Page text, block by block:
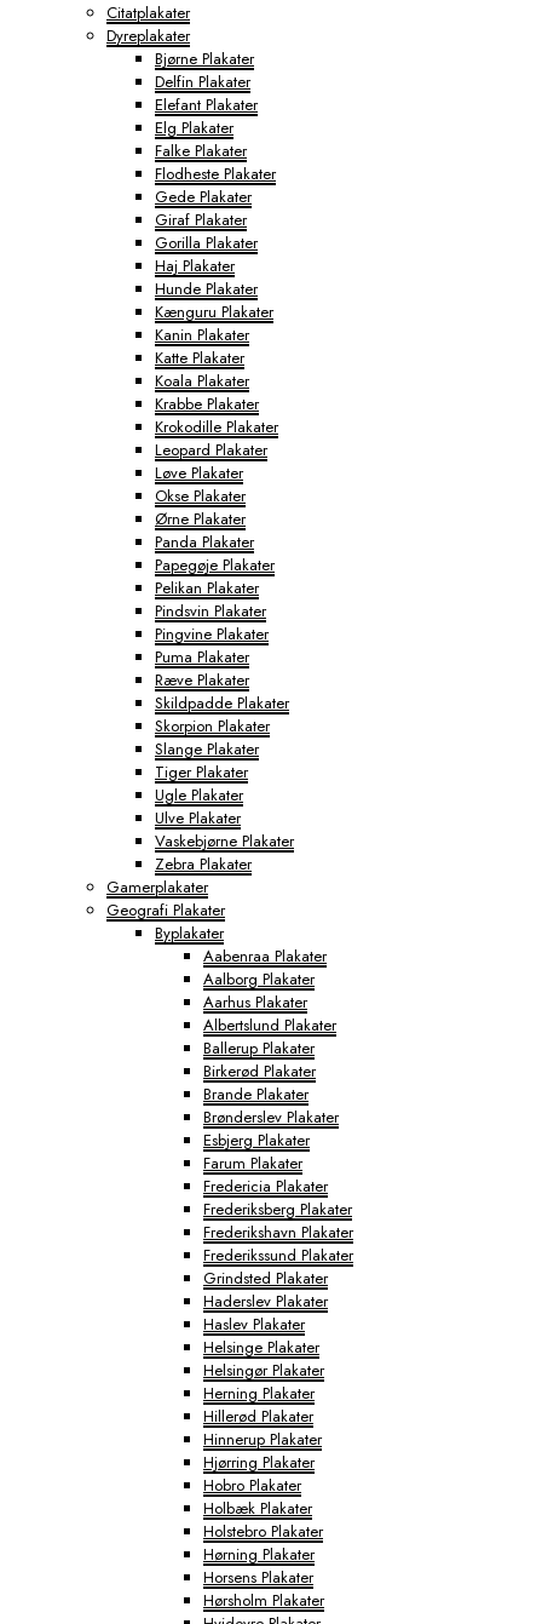
Citatplakater
Dyreplakater
Bjørne Plakater
Delfin Plakater
Elefant Plakater
Elg Plakater
Falke Plakater
Flodheste Plakater
Gede Plakater
Giraf Plakater
Gorilla Plakater
Haj Plakater
Hunde Plakater
Kænguru Plakater
Kanin Plakater
Katte Plakater
Koala Plakater
Krabbe Plakater
Krokodille Plakater
Leopard Plakater
Løve Plakater
Okse Plakater
Ørne Plakater
Panda Plakater
Papegøje Plakater
Pelikan Plakater
Pindsvin Plakater
Pingvine Plakater
Puma Plakater
Ræve Plakater
Skildpadde Plakater
Skorpion Plakater
Slange Plakater
Tiger Plakater
Ugle Plakater
Ulve Plakater
Vaskebjørne Plakater
Zebra Plakater
Gamerplakater
Geografi Plakater
Byplakater
Aabenraa Plakater
Aalborg Plakater
Aarhus Plakater
Albertslund Plakater
Ballerup Plakater
Birkerød Plakater
Brande Plakater
Brønderslev Plakater
Esbjerg Plakater
Farum Plakater
Fredericia Plakater
Frederiksberg Plakater
Frederikshavn Plakater
Frederikssund Plakater
Grindsted Plakater
Haderslev Plakater
Haslev Plakater
Helsinge Plakater
Helsingør Plakater
Herning Plakater
Hillerød Plakater
Hinnerup Plakater
Hjørring Plakater
Hobro Plakater
Holbæk Plakater
Holstebro Plakater
Hørning Plakater
Horsens Plakater
Hørsholm Plakater